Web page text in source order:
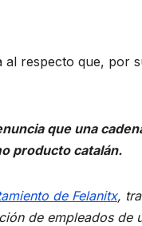
al respecto que, por
que una
producto catalán.
de Felanitx,
de empleados de